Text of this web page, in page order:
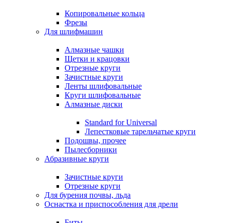
Копировальные кольца
Фрезы
Для шлифмашин
Алмазные чашки
Щетки и крацовки
Отрезные круги
Зачистные круги
Ленты шлифовальные
Круги шлифовальные
Алмазные диски
Standard for Universal
Лепестковые тарельчатые круги
Подошвы, прочее
Пылесборники
Абразивные круги
Зачистные круги
Отрезные круги
Для бурения почвы, льда
Оснастка и приспособления для дрели